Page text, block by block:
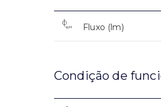
Fluxo (lm)
Condição de